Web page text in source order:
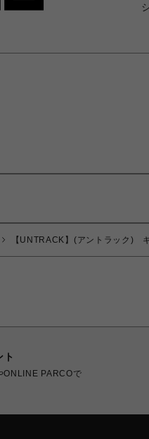
【UNTRACK】(アントラック)
ト
ONLINE PARCOで